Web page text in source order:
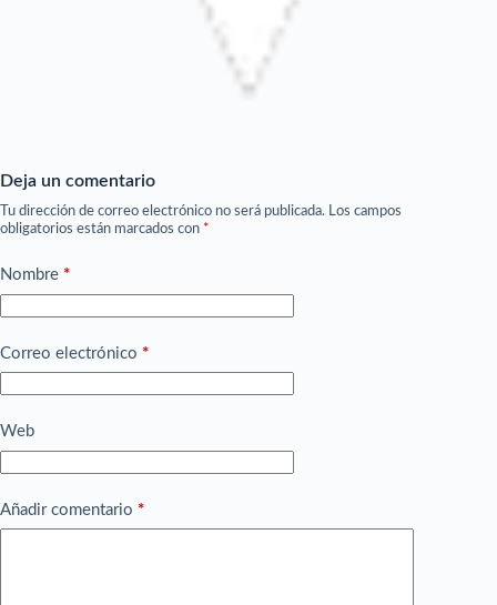
Deja un comentario
Tu dirección de correo electrónico no será publicada. Los campos
obligatorios están marcados con *
Nombre *
Correo electrónico *
Web
Añadir comentario *